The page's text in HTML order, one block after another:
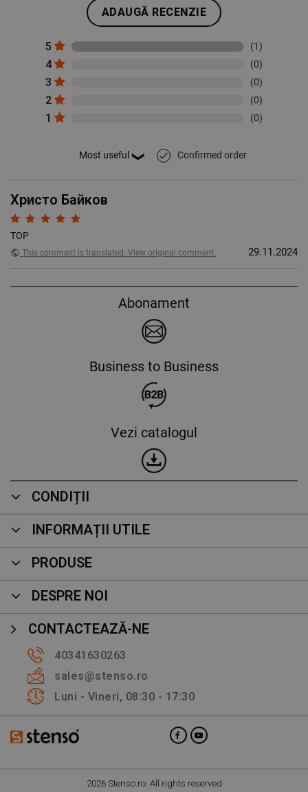
ADAUGĂ RECENZIE
5 (1)
4 (0)
3 (0)
2 (0)
1 (0)
done Confirmed order
Христо Байков
TOP
public This comment is translated. View original comment. 29.11.2024
Abonament
Business to Business
Vezi catalogul
CONDIȚII
INFORMAȚII UTILE
PRODUSE
DESPRE NOI
CONTACTEAZĂ-NE
40341630263
sales@stenso.ro
Luni - Vineri, 08:30 - 17:30
2026 Stenso.ro. All rights reserved